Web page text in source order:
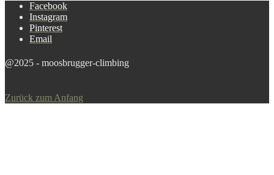
Facebook
Instagram
Pinterest
Email
@2025 - moosbrugger-climbing
Zurück zum Anfang